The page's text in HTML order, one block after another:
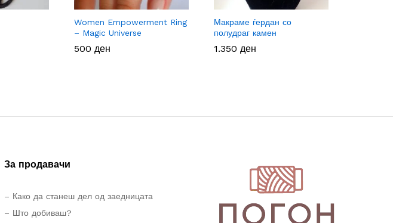
Women Empowerment Ring
– Magic Universe
500 ден
500 ден
Макраме ѓердан со
полудраг камен
1.350 ден
1.350 ден
За продавачи
– Како да станеш дел од заедницата
– Што добиваш?